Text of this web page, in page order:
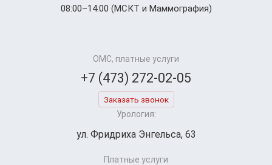
08:00–14:00 (МСКТ и Маммография)
ОМС, платные услуги
+7 (473) 272-02-05
Заказать звонок
Урология:
ул. Фридриха Энгельса, 63
Платные услуги